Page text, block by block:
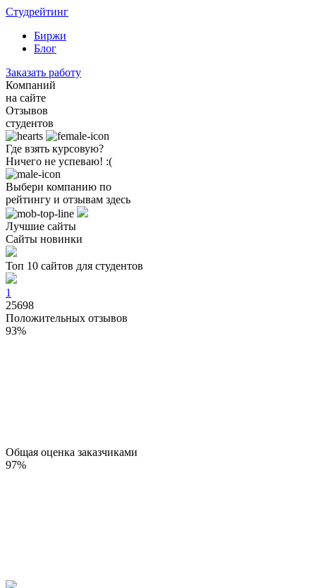
Студрейтинг
Биржи
Блог
Заказать работу
Компаний
на сайте
Отзывов
студентов
Где взять курсовую?
Ничего не успеваю! :(
Выбери компанию по
рейтингу и отзывам здесь
Лучшие сайты
Сайты новинки
Топ 10 сайтов для студентов
1
25698
Положительных отзывов
93%
Общая оценка заказчиками
97%